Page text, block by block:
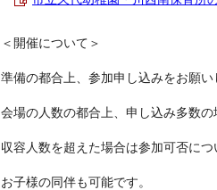
＜開催について＞
準備の都合上、参加申し込みをお願い
会場の人数の都合上、申し込み多数
収容人数を超えた場合は参加可否に
お子様の同伴も可能です。